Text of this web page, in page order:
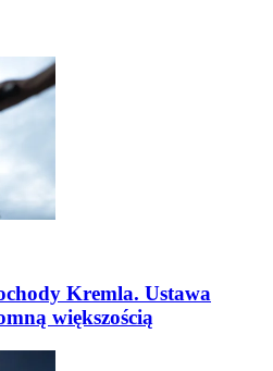
Kremla. Ustawa
większością